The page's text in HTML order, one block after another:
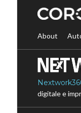
About
digitale e